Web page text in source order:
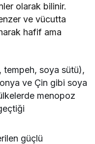
olarak bilinir.
ve vücutta
hafif ama
soya sütü),
ve Çin gibi soya
menopoz
güçlü